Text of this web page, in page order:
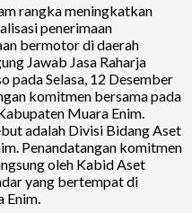
rangka meningkatkan
penerimaan
bermotor di daerah
Jawab Jasa Raharja
pada Selasa, 12 Desember
komitmen bersama pada
Muara Enim.
adalah Divisi Bidang Aset
Penandatangan komitmen
oleh Kabid Aset
yang bertempat di
Enim.